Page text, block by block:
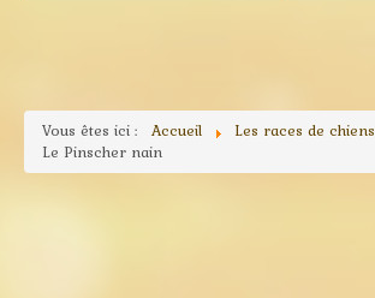
Vous êtes ici : Accueil
Les races de chiens
Le Pinscher nain